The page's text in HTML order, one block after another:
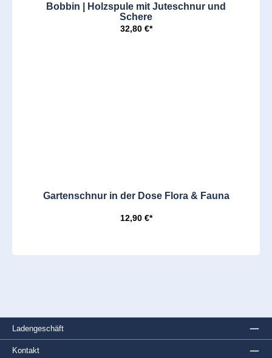
Bobbin | Holzspule mit Juteschnur und
Schere
32,80 €*
Gartenschnur in der Dose Flora & Fauna
12,90 €*
Ladengeschäft
Kontakt